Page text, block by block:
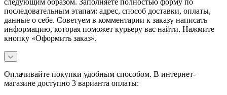
последовательным этапам: адрес, способ доставки, оплаты,
данные о себе. Советуем в комментарии к заказу написать
информацию, которая поможет курьеру вас найти. Нажмите
кнопку «Оформить заказ».
Оплачивайте покупки удобным способом. В интернет-
магазине доступно 3 варианта оплаты: